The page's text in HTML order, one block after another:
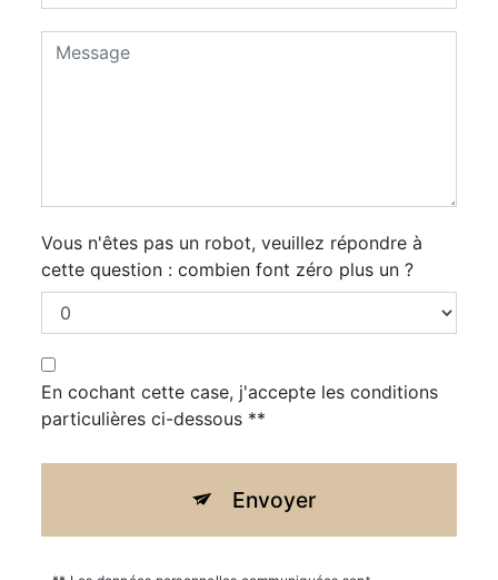
Vous n'êtes pas un robot, veuillez répondre à
cette question : combien font zéro plus un ?
En cochant cette case, j'accepte les conditions
particulières ci-dessous **
Envoyer